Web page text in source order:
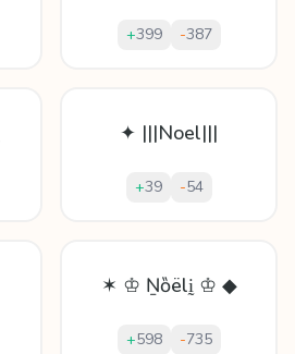
+399 -387
✦ |||Noel|||
+39 -54
✶ ♔ Ṉȍëlḭ ♔ ◆
+598 -735